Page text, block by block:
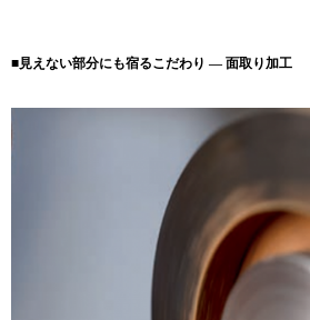
■見えない部分にも宿るこだわり ― 面取り加工